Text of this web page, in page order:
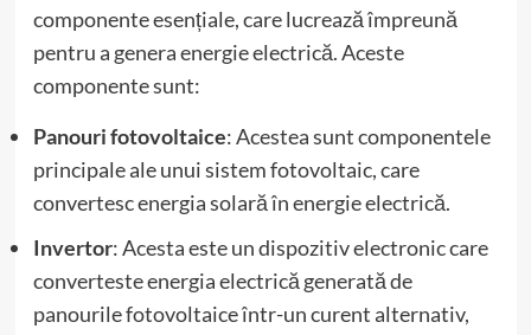
componente esențiale, care lucrează împreună
pentru a genera energie electrică. Aceste
componente sunt:
Panouri fotovoltaice: Acestea sunt componentele
principale ale unui sistem fotovoltaic, care
convertesc energia solară în energie electrică.
Invertor: Acesta este un dispozitiv electronic care
converteste energia electrică generată de
panourile fotovoltaice într-un curent alternativ,